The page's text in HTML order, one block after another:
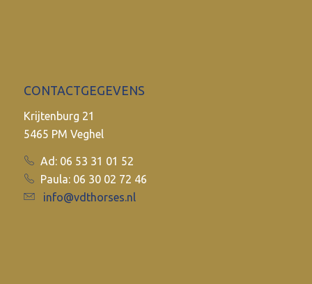
CONTACTGEGEVENS
Krijtenburg 21
5465 PM Veghel
Ad: 06 53 31 01 52
Paula: 06 30 02 72 46
info@vdthorses.nl